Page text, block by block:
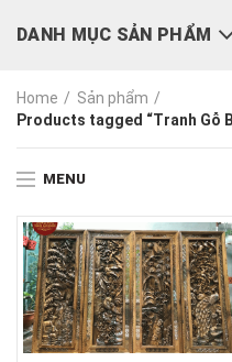
DANH MỤC SẢN PHẨM
Home
Sản phẩm
Products tagged “Tranh Gỗ
MENU